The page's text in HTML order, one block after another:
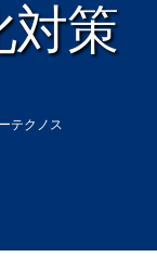
対策
テクノス